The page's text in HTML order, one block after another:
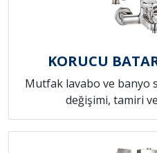
KORUCU
Mutfak lavabo ve banyo
değişimi, tamiri